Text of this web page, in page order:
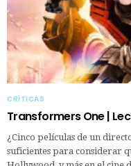
CRÍTICAS
Transformers One |
¿Cinco películas de un
suficientes para considerar